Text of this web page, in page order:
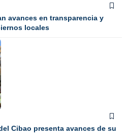
avances en transparencia y
locales
Cibao presenta avances de su